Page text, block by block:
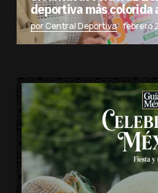
deportiva más colorida
por Central Deportiva febrero